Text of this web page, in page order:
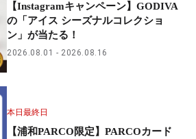
【Instagramキャンペーン】GODIVA
の「アイス シーズナルコレクショ
ン」が当たる！
2026.08.01 2026.08.16
本日最終日
【浦和PARCO限定】PARCOカード